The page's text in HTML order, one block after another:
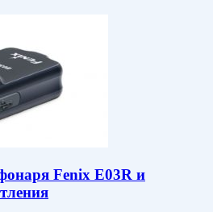
Fenix E03R и